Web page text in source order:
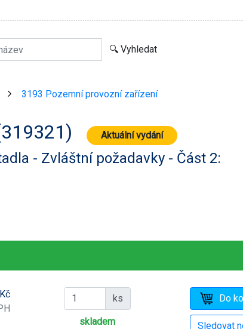
3193 Pozemní provozní zařízení
Aktuální vydání
- Zvláštní požadavky - Část 2:
ks
skladem